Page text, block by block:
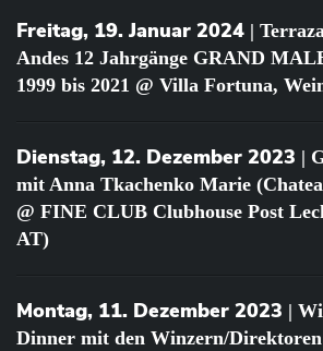
Freitag, 19. Januar 2024 |
Andes 12 Jahrgänge GRAND
1999 bis 2021 @ Villa Fortuna,
Dienstag, 12. Dezember 2023 |
mit Anna Tkachenko Marie
@ FINE CLUB Clubhouse Post
AT)
Montag, 11. Dezember 2023 |
Dinner mit den Winzern/